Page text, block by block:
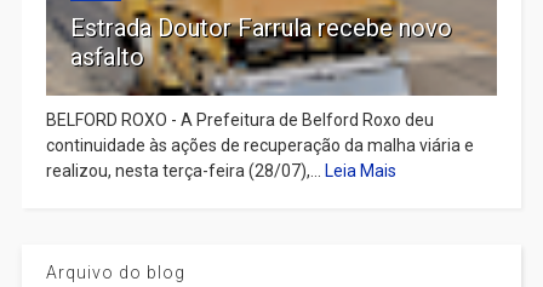
Estrada Doutor Farrula recebe novo
asfalto
BELFORD ROXO - A Prefeitura de Belford Roxo deu
continuidade às ações de recuperação da malha viária e
realizou, nesta terça-feira (28/07),... Leia Mais
Arquivo do blog